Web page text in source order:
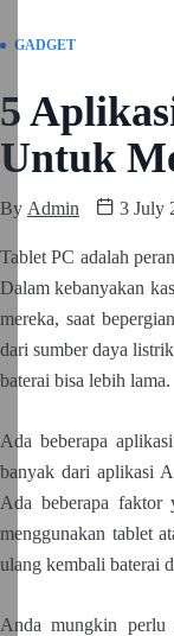
GADGET
5
Untuk
By Admin 3 July
Tablet PC adalah
Dalam kebanyakan
mereka, saat
dari sumber daya
baterai bisa lebih lama.
Ada beberapa
banyak dari aplikasi
Ada beberapa faktor
menggunakan tablet
ulang kembali baterai
Anda mungkin perlu